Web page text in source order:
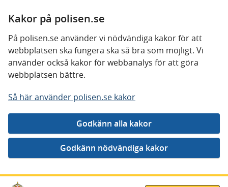
Kakor på polisen.se
På polisen.se använder vi nödvändiga kakor för att
webbplatsen ska fungera ska så bra som möjligt. Vi
använder också kakor för webbanalys för att göra
webbplatsen bättre.
Så här använder polisen.se kakor
Gå direkt till innehåll